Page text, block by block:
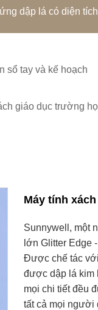
dập lá có diện
In sổ tay và kế hoạch
giáo dục trường
Máy tính
Sunnywell, một
lớn Glitter Edge
Được chế tác
được dập lá kim
mọi chi tiết đều
tất cả mọi người